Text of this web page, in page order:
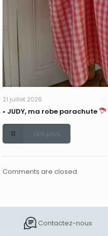
21 juillet 2026
• JUDY, ma robe parachute
Lire plus
Comments are closed.
Contactez-nous